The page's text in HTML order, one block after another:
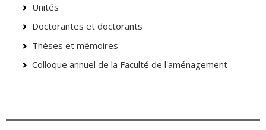
Unités
Doctorantes et doctorants
Thèses et mémoires
Colloque annuel de la Faculté de l'aménagement